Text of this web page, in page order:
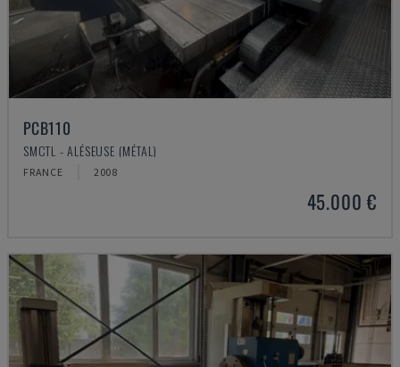
PCB110
SMCTL - ALÉSEUSE (MÉTAL)
FRANCE 2008
45.000 €